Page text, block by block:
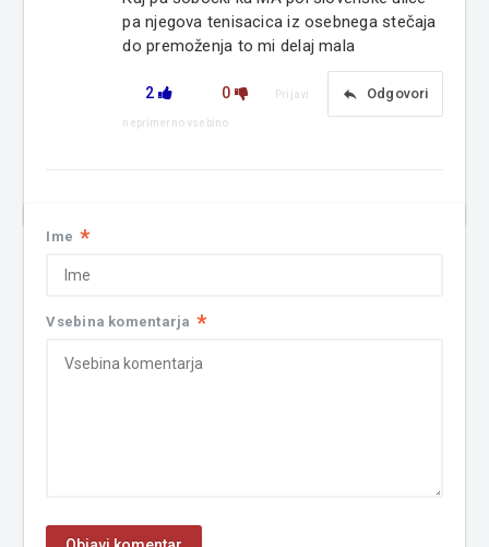
pa njegova tenisacica iz osebnega stečaja
do premoženja to mi delaj mala
2 0 reply Odgovori
Prijavi
neprimerno vsebino
Ime *
Vsebina komentarja *